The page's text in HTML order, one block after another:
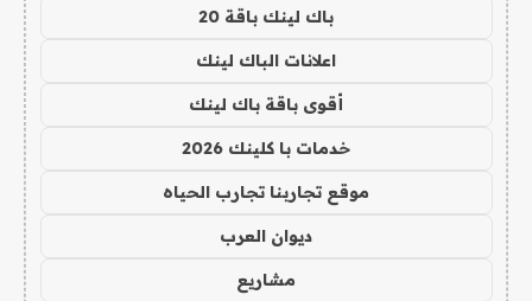
باك لينك باقة 20
اعلانات الباك لينك
أقوى باقة باك لينك
خدمات با كلينك 2026
موقع تجاربنا تجارب الحياه
ديوان العرب
مشاريع